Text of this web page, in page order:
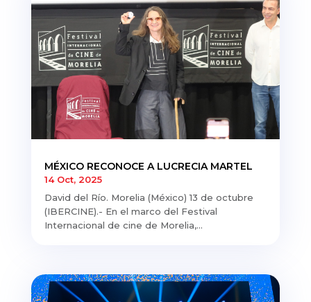
MÉXICO RECONOCE A LUCRECIA MARTEL
14 Oct, 2025
David del Río. Morelia (México) 13 de octubre
(IBERCINE).- En el marco del Festival
Internacional de cine de Morelia,...